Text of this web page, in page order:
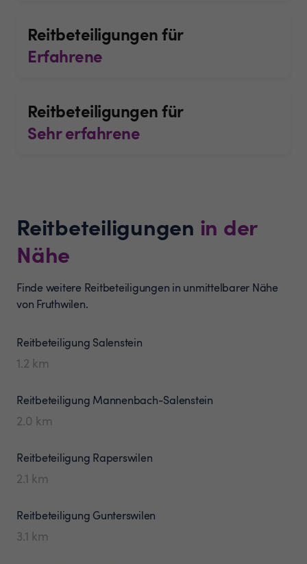
Reitbeteiligungen für
Erfahrene
Reitbeteiligungen für
Sehr erfahrene
Reitbeteiligungen in der
Nähe
Finde weitere Reitbeteiligungen in unmittelbarer Nähe
von Fruthwilen.
Reitbeteiligung Salenstein
1.2 km
Reitbeteiligung Mannenbach-Salenstein
2.0 km
Reitbeteiligung Raperswilen
2.1 km
Reitbeteiligung Gunterswilen
3.1 km